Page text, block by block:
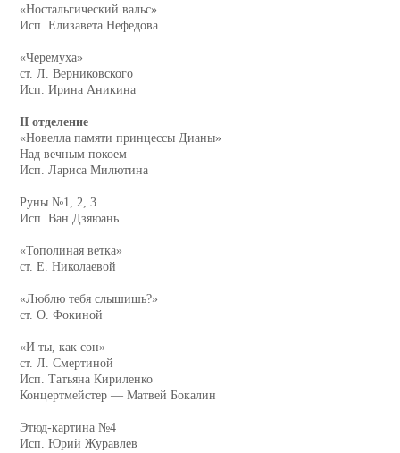
«Ностальгический вальс»
Исп. Елизавета Нефедова
«Черемуха»
ст. Л. Верниковского
Исп. Ирина Аникина
II отделение
«Новелла памяти принцессы Дианы»
Над вечным покоем
Исп. Лариса Милютина
Руны №1, 2, 3
Исп. Ван Дзяюань
«Тополиная ветка»
ст. Е. Николаевой
«Люблю тебя слышишь?»
ст. О. Фокиной
«И ты, как сон»
ст. Л. Смертиной
Исп. Татьяна Кириленко
Концертмейстер — Матвей Бокалин
Этюд-картина №4
Исп. Юрий Журавлев